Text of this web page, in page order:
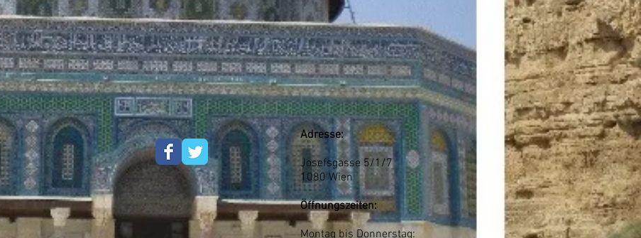
Adresse:
Josefsgasse 5/1/7
1080 Wien
Öffnungszeiten:
Montag bis Donnerstag: